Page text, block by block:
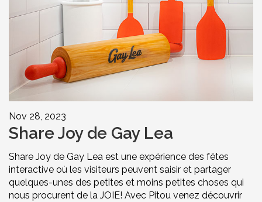
Nov 28, 2023
Share Joy de Gay Lea
Share Joy de Gay Lea est une expérience des fêtes
interactive où les visiteurs peuvent saisir et partager
quelques-unes des petites et moins petites choses qui
nous procurent de la JOIE! Avec Pitou venez découvrir